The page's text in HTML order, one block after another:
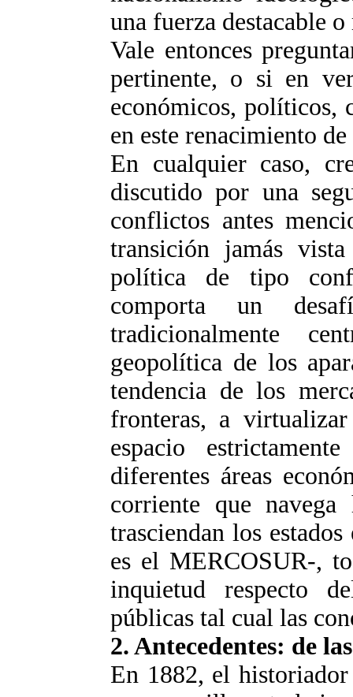
una fuerza destacable
Vale entonces
pertinente, o si en
económicos, políticos,
en este renacimiento
En cualquier caso,
discutido por una
conflictos antes
transición jamás
política de tipo
comporta un
tradicionalmente
geopolítica de los
tendencia de los
fronteras, a
espacio
diferentes áreas
corriente que
trasciendan los
es el MERCOSUR-,
inquietud respecto
públicas tal cual las
2. Antecedentes: de
En 1882, el